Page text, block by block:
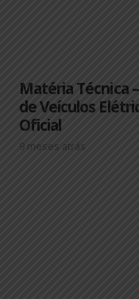
Matéria Técnica
de Veículos
Oficial
9 meses atrás